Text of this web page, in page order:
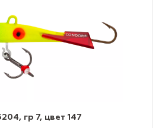
гр 7, цвет 147